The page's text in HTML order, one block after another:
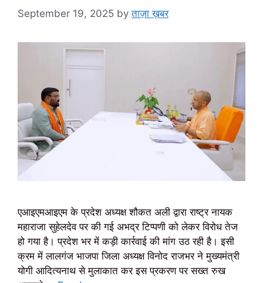
September 19, 2025 byताज़ा ख़बर
एआइएमआइएम के प्रदेश अध्यक्ष शौकत अली द्वारा राष्ट्र नायक
महाराजा सुहेलदेव पर की गई अभद्र टिप्पणी को लेकर विरोध तेज
हो गया है। प्रदेश भर में कड़ी कार्रवाई की मांग उठ रही है। इसी
क्रम में लालगंज भाजपा जिला अध्यक्ष विनोद राजभर ने मुख्यमंत्री
योगी आदित्यनाथ से मुलाकात कर इस प्रकरण पर सख्त रुख